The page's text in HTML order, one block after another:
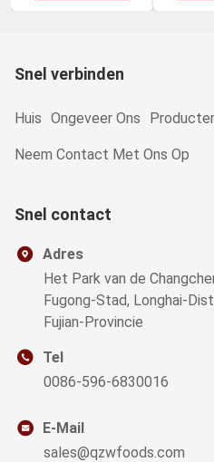
Snel verbinden
Huis Ongeveer Ons
Neem Contact Met Ons Op
Snel contact
Adres
Het Park van de
Fugong-Stad, Longhai-
Fujian-Provincie
Tel
0086-596-6830016
E-Mail
sales@qzwfoods.com